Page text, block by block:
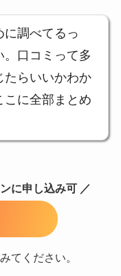
に調べてるっ
。口コミって多
たらいいかわか
こに全部まとめ
に申し込み可 ／
てください。